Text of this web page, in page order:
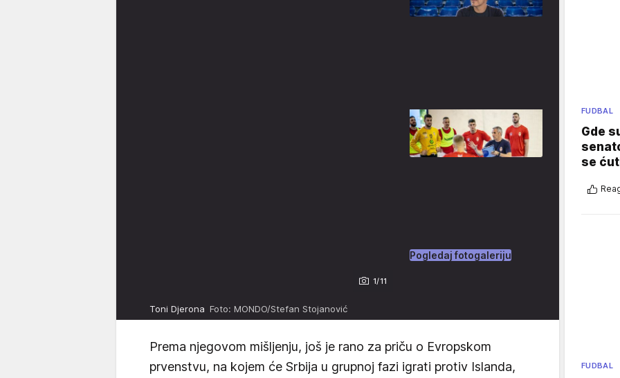
1/11
Pogledaj fotogaleriju
Toni Djerona Foto: MONDO/Stefan Stojanović
Prema njegovom mišljenju, još je rano za priču o Evropskom
prvenstvu, na kojem će Srbija u grupnoj fazi igrati protiv Islanda,
FUDBAL
Gde
se
FUDBAL